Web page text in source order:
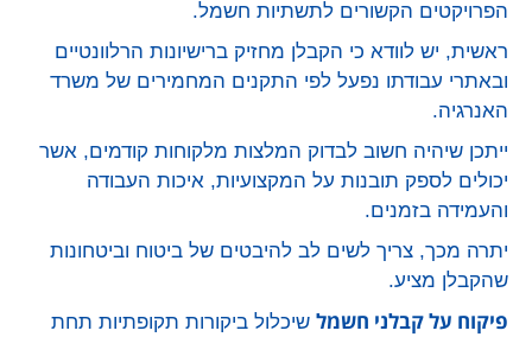
הפרויקטים הקשורים לתשתיות חשמל.
ראשית, יש לוודא כי הקבלן מחזיק ברישיונות הרלוונטיים
ובאתרי עבודתו נפעל לפי התקנים המחמירים של משרד
האנרגיה.
ייתכן שיהיה חשוב לבדוק המלצות מלקוחות קודמים, אשר
יכולים לספק תובנות על המקצועיות, איכות העבודה
והעמידה בזמנים.
יתרה מכך, צריך לשים לב להיבטים של ביטוח וביטחונות
שהקבלן מציע.
פיקוח על קבלני חשמלשיכלול ביקורות תקופתיות תחת